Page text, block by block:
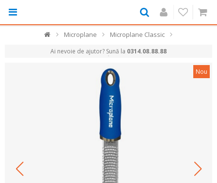
Microplane Microplane Classic
Ai nevoie de ajutor? Sună la 0314.08.88.88
Nou